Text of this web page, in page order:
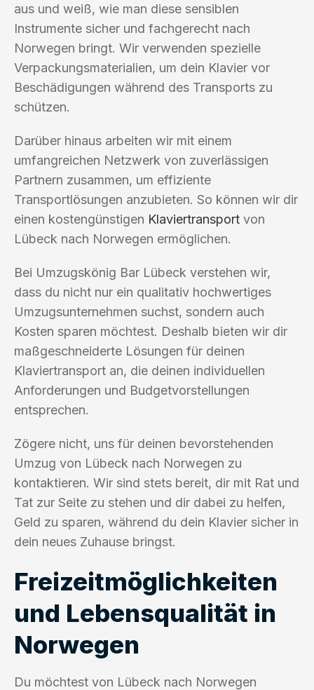
aus und weiß, wie man diese sensiblen
Instrumente sicher und fachgerecht nach
Norwegen bringt. Wir verwenden spezielle
Verpackungsmaterialien, um dein Klavier vor
Beschädigungen während des Transports zu
schützen.
Darüber hinaus arbeiten wir mit einem
umfangreichen Netzwerk von zuverlässigen
Partnern zusammen, um effiziente
Transportlösungen anzubieten. So können wir dir
einen kostengünstigen Klaviertransport von
Lübeck nach Norwegen ermöglichen.
Bei Umzugskönig Bar Lübeck verstehen wir,
dass du nicht nur ein qualitativ hochwertiges
Umzugsunternehmen suchst, sondern auch
Kosten sparen möchtest. Deshalb bieten wir dir
maßgeschneiderte Lösungen für deinen
Klaviertransport an, die deinen individuellen
Anforderungen und Budgetvorstellungen
entsprechen.
Zögere nicht, uns für deinen bevorstehenden
Umzug von Lübeck nach Norwegen zu
kontaktieren. Wir sind stets bereit, dir mit Rat und
Tat zur Seite zu stehen und dir dabei zu helfen,
Geld zu sparen, während du dein Klavier sicher in
dein neues Zuhause bringst.
Freizeitmöglichkeiten
und Lebensqualität in
Norwegen
Du möchtest von Lübeck nach Norwegen